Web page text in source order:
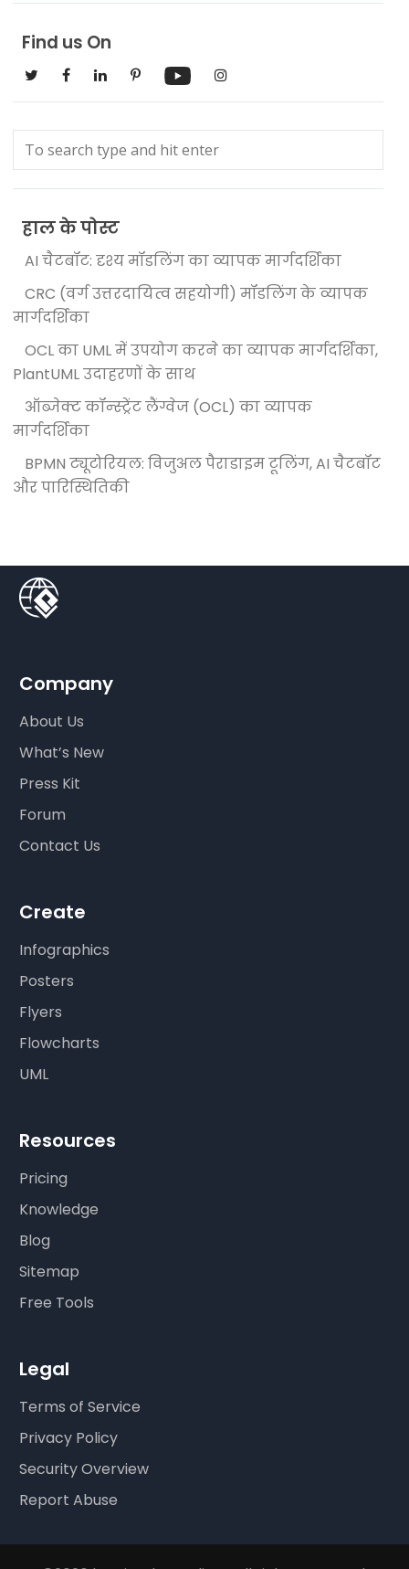
Find us On
हाल के पोस्ट
AI चैटबॉट: दृश्य मॉडलिंग का व्यापक मार्गदर्शिका
CRC (वर्ग उत्तरदायित्व सहयोगी) मॉडलिंग के व्यापक
मार्गदर्शिका
OCL का UML में उपयोग करने का व्यापक मार्गदर्शिका,
PlantUML उदाहरणों के साथ
ऑब्जेक्ट कॉन्स्ट्रेंट लैंग्वेज (OCL) का व्यापक
मार्गदर्शिका
BPMN ट्यूटोरियल: विजुअल पैराडाइम टूलिंग, AI चैटबॉट
और पारिस्थितिकी
Company
About Us
What’s New
Press Kit
Forum
Contact Us
Create
Infographics
Posters
Flyers
Flowcharts
UML
Resources
Pricing
Knowledge
Blog
Sitemap
Free Tools
Legal
Terms of Service
Privacy Policy
Security Overview
Report Abuse